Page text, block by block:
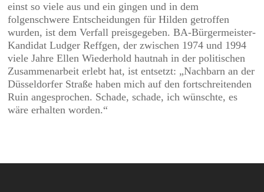
einst so viele aus und ein gingen und in dem
folgenschwere Entscheidungen für Hilden getroffen
wurden, ist dem Verfall preisgegeben. BA-Bürgermeister-
Kandidat Ludger Reffgen, der zwischen 1974 und 1994
viele Jahre Ellen Wiederhold hautnah in der politischen
Zusammenarbeit erlebt hat, ist entsetzt: „Nachbarn an der
Düsseldorfer Straße haben mich auf den fortschreitenden
Ruin angesprochen. Schade, schade, ich wünschte, es
wäre erhalten worden.“